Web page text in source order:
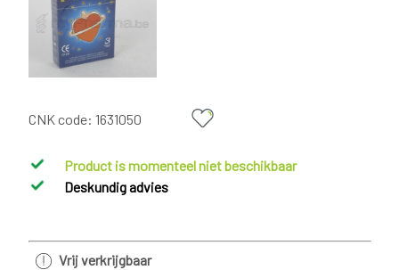
CNK code: 1631050
Product is momenteel niet beschikbaar
Deskundig advies
Vrij verkrijgbaar